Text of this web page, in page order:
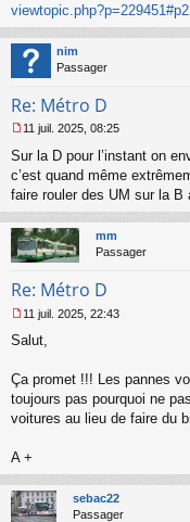
g
e
n
n
u
nim
Passager
Re: Métro D
e
s
s
g
e
n
n
u
11 juil. 2025, 08:25
Sur la D pour l’instant on
c’est quand même
faire rouler des UM sur la B
mm
Passager
Re: Métro D
e
s
g
e
o
n
l
u
11 juil. 2025, 22:43
Salut,
Ça promet !!! Les pannes
toujours pas pourquoi ne
voitures au lieu de faire du
A +
sebac22
Passager